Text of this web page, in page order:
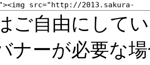
ご自由にして
ナーが必要な